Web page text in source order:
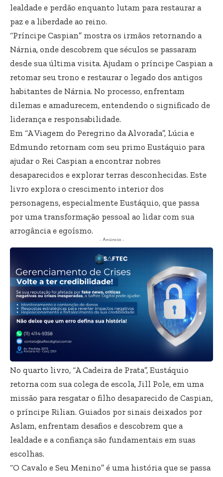
lealdade e perdão enquanto lutam para restaurar a
paz e a liberdade ao reino.
“Príncipe Caspian” mostra os irmãos retornando a
Nárnia, onde descobrem que séculos se passaram
desde sua última visita. Ajudam o príncipe Caspian a
retomar seu trono e restaurar o legado dos antigos
habitantes de Nárnia. No processo, enfrentam
dilemas e amadurecem, entendendo o significado de
liderança e responsabilidade.
Em “A Viagem do Peregrino da Alvorada”, Lúcia e
Edmundo retornam com seu primo Eustáquio para
ajudar o Rei Caspian a encontrar nobres
desaparecidos e explorar terras desconhecidas. Este
livro explora o crescimento interior dos
personagens, especialmente Eustáquio, que passa
por uma transformação pessoal ao lidar com sua
arrogância e egoísmo.
- Anúncio -
No quarto livro, “A Cadeira de Prata”, Eustáquio
retorna com sua colega de escola, Jill Pole, em uma
missão para resgatar o filho desaparecido de Caspian,
o príncipe Rilian. Guiados por sinais deixados por
Aslam, enfrentam desafios e descobrem que a
lealdade e a confiança são fundamentais em suas
escolhas.
“O Cavalo e Seu Menino” é uma história que se passa